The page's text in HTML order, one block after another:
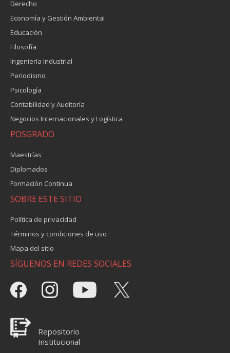
Derecho
Economía y Gestión Ambiental
Educación
Filosofía
Ingeniería Industrial
Periodismo
Psicología
Contabilidad y Auditoría
Negocios Internacionales y Logística
POSGRADO
Maestrías
Diplomados
Formación Continua
SOBRE ESTE SITIO
Política de privacidad
Términos y condiciones de uso
Mapa del sitio
SÍGUENOS EN REDES SOCIALES
Repositorio
Institucional